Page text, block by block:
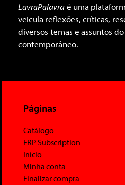
LavraPalavraé uma
veicula reflexões, críticas,
diversos temas e assuntos
contemporâneo.
Páginas
Catálogo
ERP Subscription
Início
Minha conta
Finalizar compra